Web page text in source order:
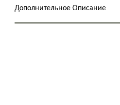
Дополнительное Описание